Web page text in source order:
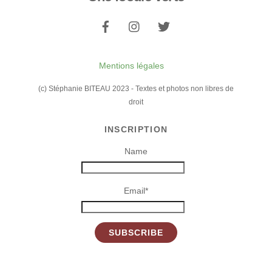
Top
Mentions légales
(c) Stéphanie BITEAU 2023 - Textes et photos non libres de
droit
INSCRIPTION
Name
Email*